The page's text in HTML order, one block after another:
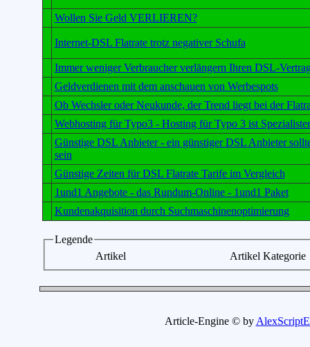
Wollen Sie Geld VERLIEREN?
Internet-DSL Flatrate trotz negativer Schufa
Immer weniger Verbraucher verlängern Ihren DSL-
Geldverdienen mit dem anschauen von Werbespots
Ob Wechsler oder Neukunde, der Trend liegt bei der
Webhosting für Typo3 - Hosting für Typo 3 ist
Günstige DSL Anbieter - ein günstiger DSL Anbieter
sein
Günstige Zeiten für DSL Flatrate Tarife im Vergleich
1und1 Angebote - das Rundum-Online - 1und1 Paket
Kundenakquisition durch Suchmaschinenoptimierung
Legende
Artikel
Artikel Kategorie
Article-Engine © by